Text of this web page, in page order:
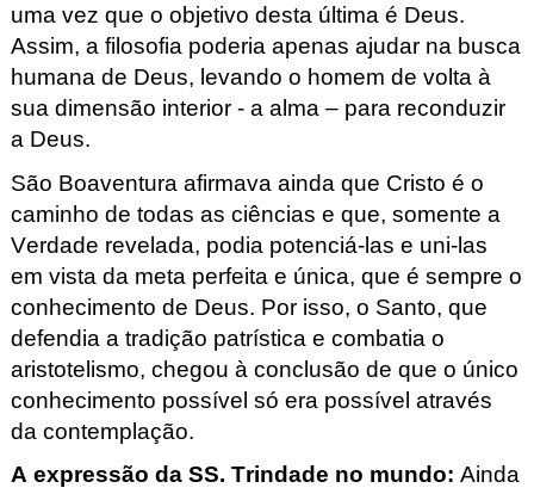
uma vez que o objetivo desta última é Deus.
Assim, a filosofia poderia apenas ajudar na busca
humana de Deus, levando o homem de volta à
sua dimensão interior - a alma – para reconduzir
a Deus.
São Boaventura afirmava ainda que Cristo é o
caminho de todas as ciências e que, somente a
Verdade revelada, podia potenciá-las e uni-las
em vista da meta perfeita e única, que é sempre o
conhecimento de Deus. Por isso, o Santo, que
defendia a tradição patrística e combatia o
aristotelismo, chegou à conclusão de que o único
conhecimento possível só era possível através
da contemplação.
A expressão da SS. Trindade no mundo: Ainda